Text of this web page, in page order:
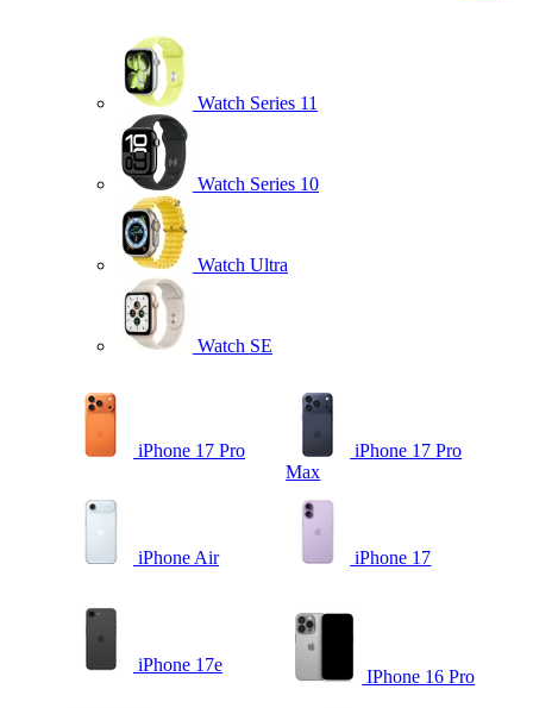
Watch Series 11
Watch Series 10
Watch Ultra
Watch SE
iPhone 17 Pro
iPhone 17 Pro
Max
iPhone Air iPhone 17
iPhone 17e
IPhone 16 Pro